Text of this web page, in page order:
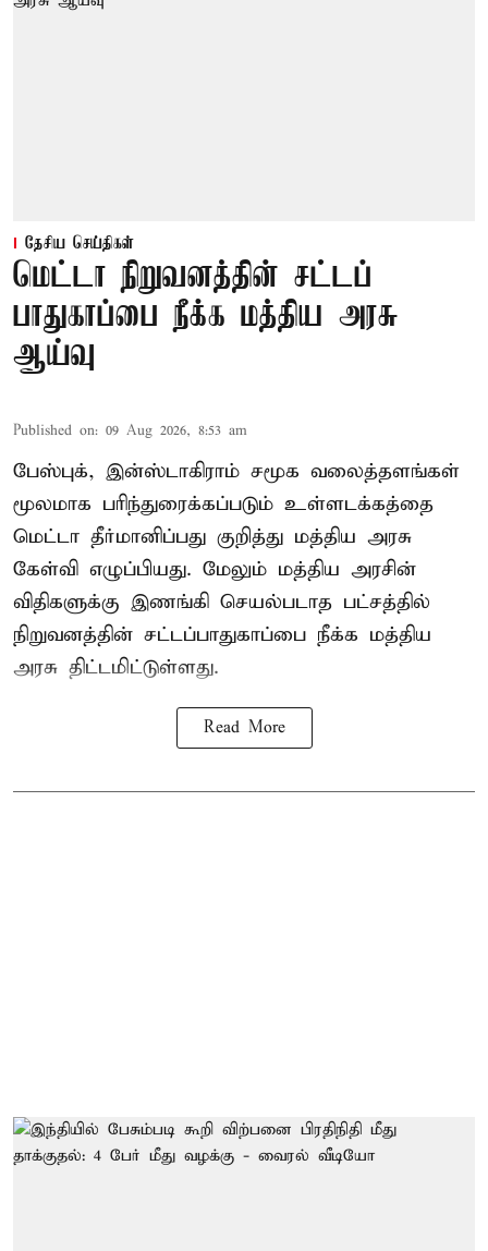
தேசிய செய்திகள்
மெட்டா நிறுவனத்தின் சட்டப்
பாதுகாப்பை நீக்க மத்திய அரசு
ஆய்வு
Published on: 09 Aug 2026, 8:53 am
பேஸ்புக், இன்ஸ்டாகிராம் சமூக வலைத்தளங்கள்
மூலமாக பரிந்துரைக்கப்படும் உள்ளடக்கத்தை
மெட்டா தீர்மானிப்பது குறித்து மத்திய அரசு
கேள்வி எழுப்பியது. மேலும் மத்திய அரசின்
விதிகளுக்கு இணங்கி செயல்படாத பட்சத்தில்
நிறுவனத்தின் சட்டப்பாதுகாப்பை நீக்க மத்திய
அரசு திட்டமிட்டுள்ளது.
Read More